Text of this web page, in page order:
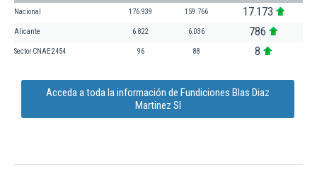
Nacional 176.939 159.766 17.173
Alicante 6.822 6.036 786
Sector CNAE 2454 96 88 8
Acceda a toda la información de Fundiciones Blas Diaz
Martinez Sl